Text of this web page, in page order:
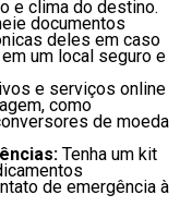
e clima do destino.
documentos
deles em caso
um local seguro e
e serviços online
como
de moeda
Tenha um kit
de emergência à